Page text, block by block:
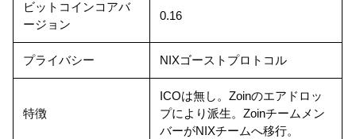
ビットコインコアバ
ージョン
0.16
プライバシー NIXゴーストプロトコル
特徴
ICOは無し。Zoinのエアドロッ
プにより派生。Zoinチームメン
バーがNIXチームへ移行。